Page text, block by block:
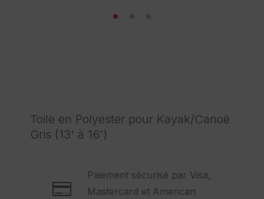
Toile en Polyester pour Kayak/Canoë
Gris (13' à 16')
Paiement sécurisé par Visa,
Mastercard et American